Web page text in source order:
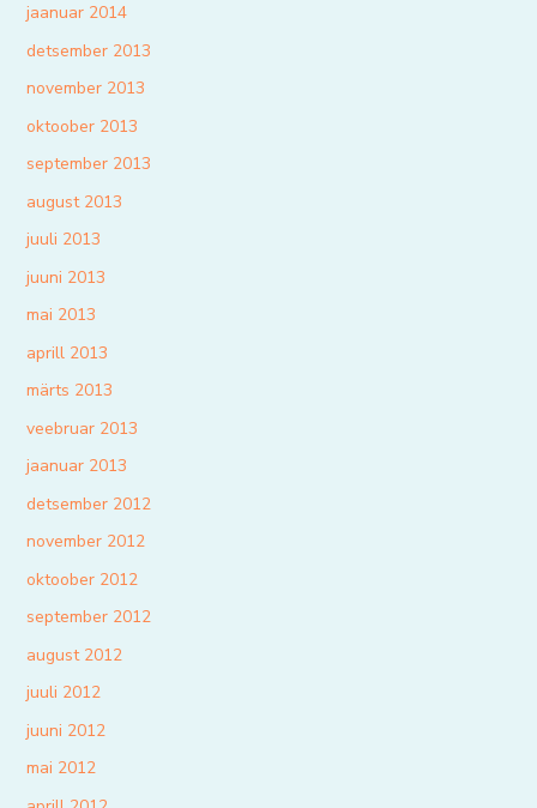
jaanuar 2014
detsember 2013
november 2013
oktoober 2013
september 2013
august 2013
juuli 2013
juuni 2013
mai 2013
aprill 2013
märts 2013
veebruar 2013
jaanuar 2013
detsember 2012
november 2012
oktoober 2012
september 2012
august 2012
juuli 2012
juuni 2012
mai 2012